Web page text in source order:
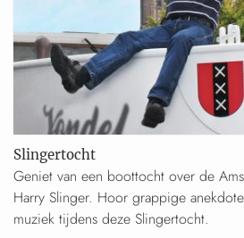
Slingertocht
Geniet van een boottocht over de
Harry Slinger. Hoor grappige
muziek tijdens deze Slingertocht.